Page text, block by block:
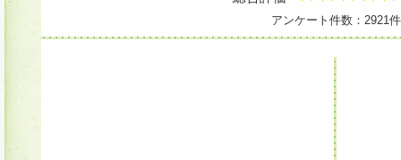
アンケート件数：2921件